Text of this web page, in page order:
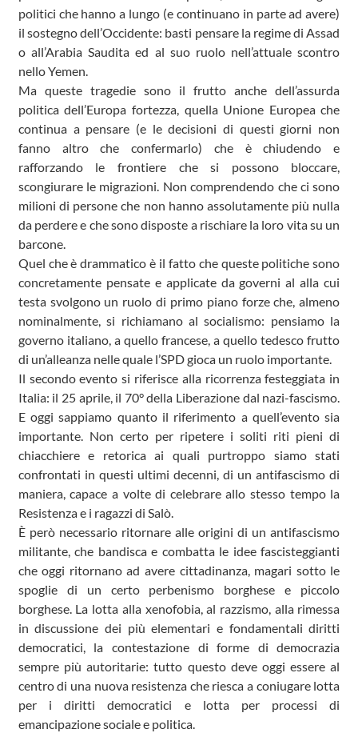
politici che hanno a lungo (e continuano in parte ad avere)
il sostegno dell’Occidente: basti pensare la regime di Assad
o all’Arabia Saudita ed al suo ruolo nell’attuale scontro
nello Yemen.
Ma queste tragedie sono il frutto anche dell’assurda
politica dell’Europa fortezza, quella Unione Europea che
continua a pensare (e le decisioni di questi giorni non
fanno altro che confermarlo) che è chiudendo e
rafforzando le frontiere che si possono bloccare,
scongiurare le migrazioni. Non comprendendo che ci sono
milioni di persone che non hanno assolutamente più nulla
da perdere e che sono disposte a rischiare la loro vita su un
barcone.
Quel che è drammatico è il fatto che queste politiche sono
concretamente pensate e applicate da governi al alla cui
testa svolgono un ruolo di primo piano forze che, almeno
nominalmente, si richiamano al socialismo: pensiamo la
governo italiano, a quello francese, a quello tedesco frutto
di un’alleanza nelle quale l’SPD gioca un ruolo importante.
Il secondo evento si riferisce alla ricorrenza festeggiata in
Italia: il 25 aprile, il 70° della Liberazione dal nazi-fascismo.
E oggi sappiamo quanto il riferimento a quell’evento sia
importante. Non certo per ripetere i soliti riti pieni di
chiacchiere e retorica ai quali purtroppo siamo stati
confrontati in questi ultimi decenni, di un antifascismo di
maniera, capace a volte di celebrare allo stesso tempo la
Resistenza e i ragazzi di Salò.
È però necessario ritornare alle origini di un antifascismo
militante, che bandisca e combatta le idee fascisteggianti
che oggi ritornano ad avere cittadinanza, magari sotto le
spoglie di un certo perbenismo borghese e piccolo
borghese. La lotta alla xenofobia, al razzismo, alla rimessa
in discussione dei più elementari e fondamentali diritti
democratici, la contestazione di forme di democrazia
sempre più autoritarie: tutto questo deve oggi essere al
centro di una nuova resistenza che riesca a coniugare lotta
per i diritti democratici e lotta per processi di
emancipazione sociale e politica.